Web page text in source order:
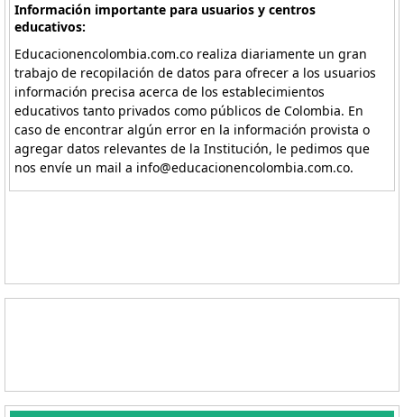
Información importante para usuarios y centros
educativos:
Educacionencolombia.com.co realiza diariamente un gran
trabajo de recopilación de datos para ofrecer a los usuarios
información precisa acerca de los establecimientos
educativos tanto privados como públicos de Colombia. En
caso de encontrar algún error en la información provista o
agregar datos relevantes de la Institución, le pedimos que
nos envíe un mail a info@educacionencolombia.com.co.